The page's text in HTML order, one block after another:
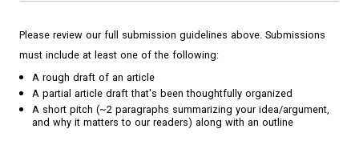
Please review our full submission guidelines above. Submissions
must include at least one of the following:
A rough draft of an article
A partial article draft that's been thoughtfully organized
A short pitch (~2 paragraphs summarizing your idea/argument,
and why it matters to our readers) along with an outline